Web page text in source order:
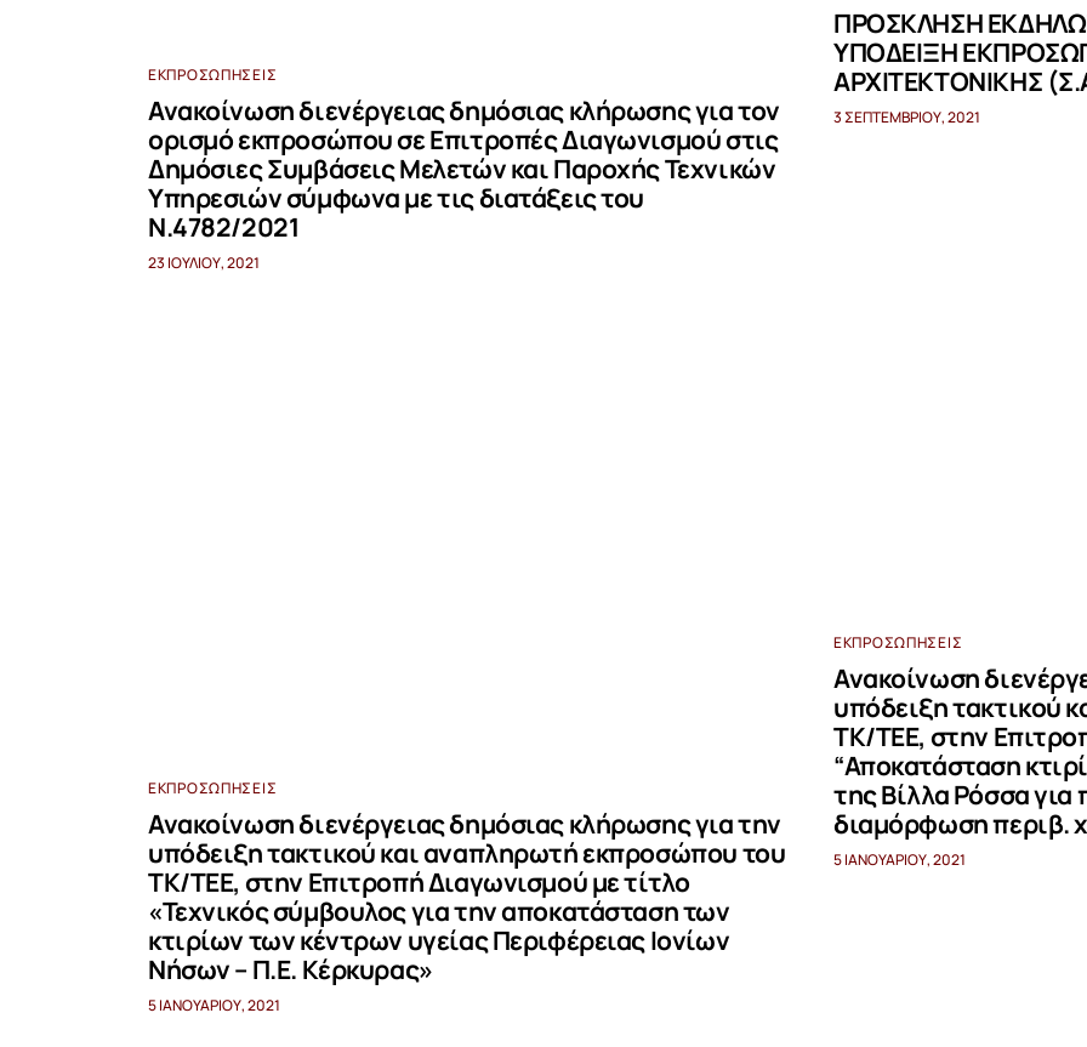
ΠΡΟΣΚΛΗΣΗ
ΥΠΟΔΕΙΞΗ
ΑΡΧΙΤΕΚΤΟΝΙΚΗΣ
3 ΣΕΠΤΕΜΒΡΊΟΥ, 2021
ΕΚΠΡΟΣΩΠΉΣΕΙΣ
Ανακοίνωση διενέργειας δημόσιας κλήρωσης για τον
ορισμό εκπροσώπου σε Επιτροπές Διαγωνισμού στις
Δημόσιες Συμβάσεις Μελετών και Παροχής Τεχνικών
Υπηρεσιών σύμφωνα με τις διατάξεις του
Ν.4782/2021
23 ΙΟΥΛΊΟΥ, 2021
ΕΚΠΡΟΣΩΠΉΣΕΙΣ
Ανακοίνωση
υπόδειξη τακτικού
ΤΚ/ΤΕΕ, στην
“Αποκατάσταση
της Βίλλα Ρόσσα για
διαμόρφωση περιβ.
5 ΙΑΝΟΥΑΡΊΟΥ, 2021
ΕΚΠΡΟΣΩΠΉΣΕΙΣ
Ανακοίνωση διενέργειας δημόσιας κλήρωσης για την
υπόδειξη τακτικού και αναπληρωτή εκπροσώπου του
ΤΚ/ΤΕΕ, στην Επιτροπή Διαγωνισμού με τίτλο
«Τεχνικός σύμβουλος για την αποκατάσταση των
κτιρίων των κέντρων υγείας Περιφέρειας Ιονίων
Νήσων – Π.Ε. Κέρκυρας»
5 ΙΑΝΟΥΑΡΊΟΥ, 2021